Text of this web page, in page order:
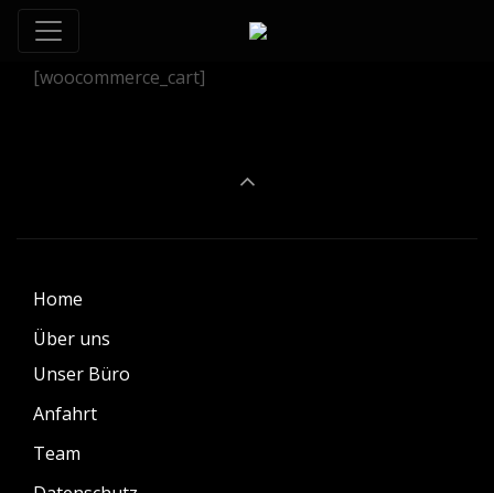
[woocommerce_cart]
Home
Über uns
Unser Büro
Anfahrt
Team